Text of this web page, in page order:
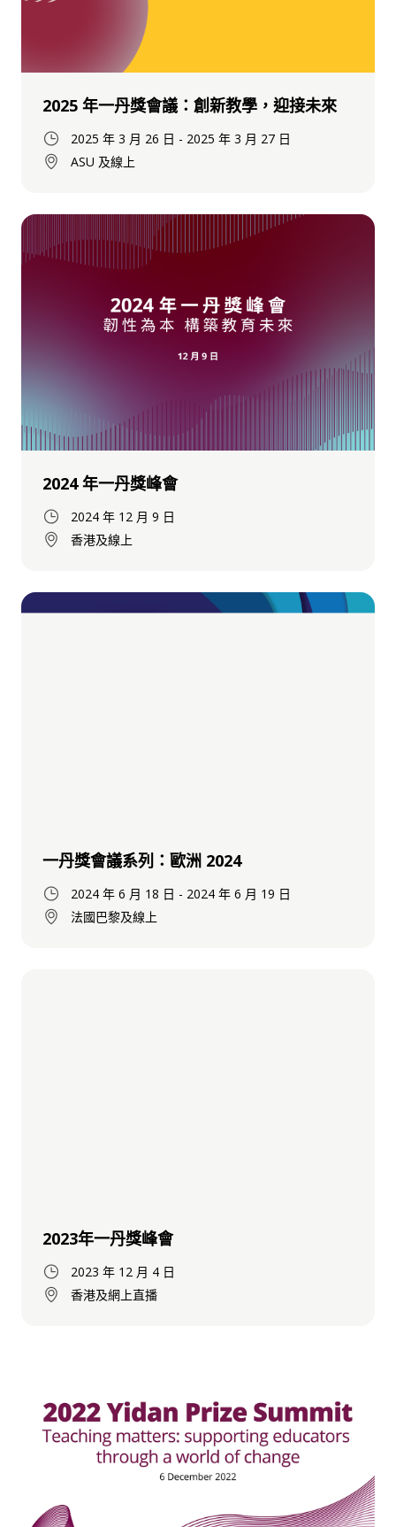
2025 年一丹獎會議：創新教學，迎接未來
2025 年 3 月 26 日 - 2025 年 3 月 27 日
ASU 及線上
2024 年一丹獎峰會
2024 年 12 月 9 日
香港及線上
一丹獎會議系列：歐洲 2024
2024 年 6 月 18 日 - 2024 年 6 月 19 日
法國巴黎及線上
2023年一丹獎峰會
2023 年 12 月 4 日
香港及網上直播